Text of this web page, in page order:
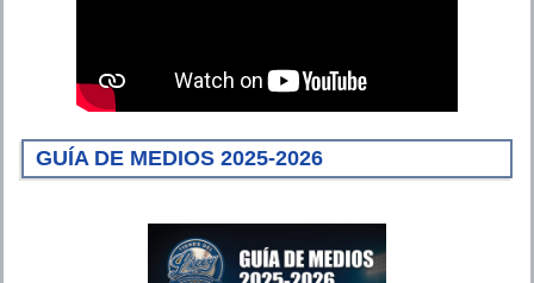
GUÍA DE MEDIOS 2025-2026